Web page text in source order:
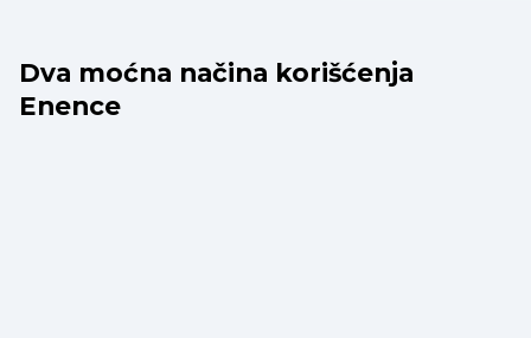
Dva moćna načina korišćenja
Enence